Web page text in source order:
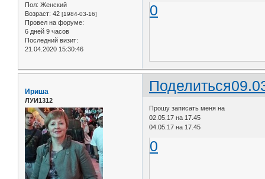
Пол: Женский
Возраст: 42 [1984-03-16]
Провел на форуме:
6 дней 9 часов
Последний визит:
21.04.2020 15:30:46
0
Поделиться
Ириша
ЛУИ1312
Прошу записать меня на
02.05.17 на 17.45
04.05.17 на 17.45
0